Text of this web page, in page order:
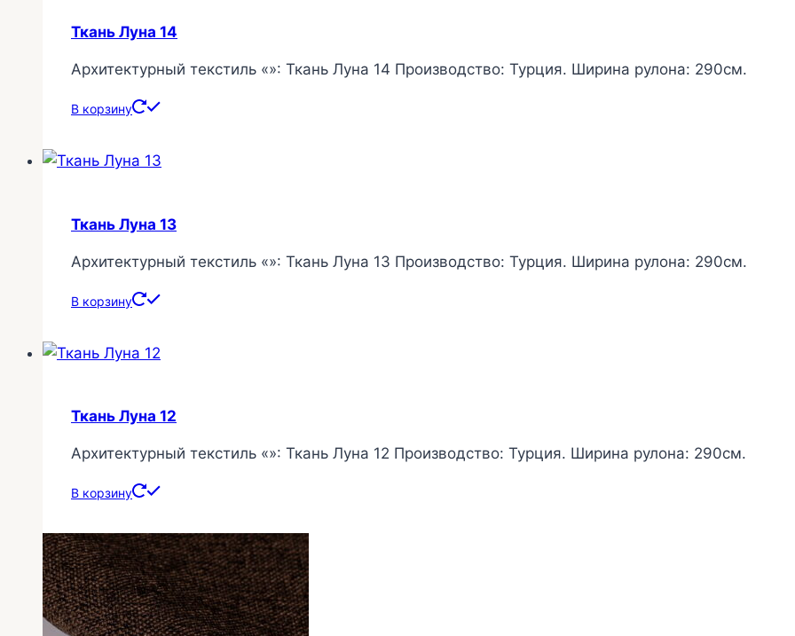
Ткань Луна 14
Архитектурный текстиль «»: Ткань Луна 14 Производство: Турция. Ширина рулона: 290см.
В корзину
Ткань Луна 13
Архитектурный текстиль «»: Ткань Луна 13 Производство: Турция. Ширина рулона: 290см.
В корзину
Ткань Луна 12
Архитектурный текстиль «»: Ткань Луна 12 Производство: Турция. Ширина рулона: 290см.
В корзину